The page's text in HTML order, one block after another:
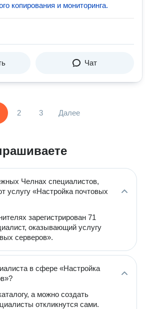
копирования и мониторинга.
Чат
2 3 Далее
Челнах специалистов,
услугу «Настройка почтовых
зарегистрирован 71
оказывающий услугу
серверов».
в сфере «Настройка
а можно создать
откликнутся сами.